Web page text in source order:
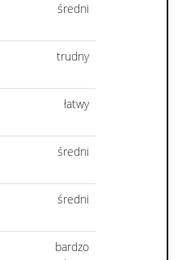
średni
trudny
łatwy
średni
średni
bardzo